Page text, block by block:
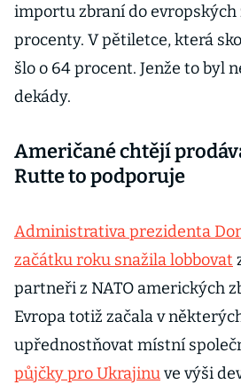
importu zbraní do evropských
procenty. V pětiletce, která
šlo o 64 procent. Jenže to byl
dekády.
Američané chtějí
Rutte to podporuje
Administrativa prezidenta
začátku roku snažila lobbovat
partneři z NATO amerických
Evropa totiž začala v
upřednostňovat místní
půjčky pro Ukrajinuve výši